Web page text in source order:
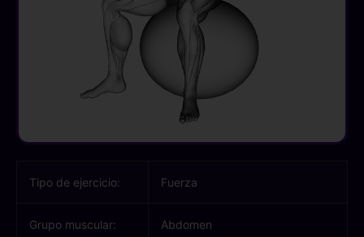
Tipo de ejercicio: Fuerza
Grupo muscular: Abdomen